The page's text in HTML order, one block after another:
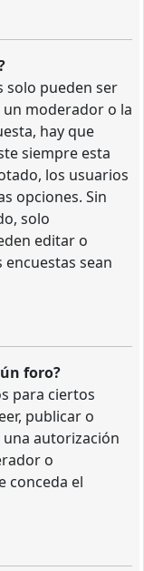
solo pueden ser
moderador o la
hay que
siempre esta
los usuarios
opciones. Sin
solo
editar o
sean
foro?
para ciertos
publicar o
una autorización
o
conceda el